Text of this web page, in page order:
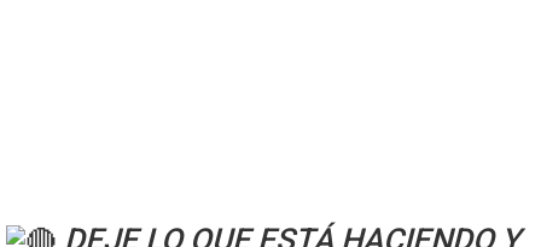
DEJE LO QUE ESTÁ HACIENDO Y